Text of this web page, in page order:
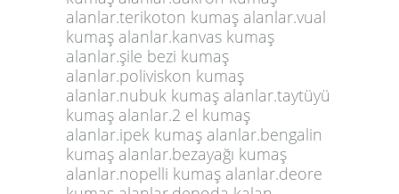
alanlar.terikoton kumaş alanlar.vual
kumaş alanlar.kanvas kumaş
alanlar.şile bezi kumaş
alanlar.poliviskon kumaş
alanlar.nubuk kumaş alanlar.taytüyü
kumaş alanlar.2 el kumaş
alanlar.ipek kumaş alanlar.bengalin
kumaş alanlar.bezayağı kumaş
alanlar.nopelli kumaş alanlar.deore